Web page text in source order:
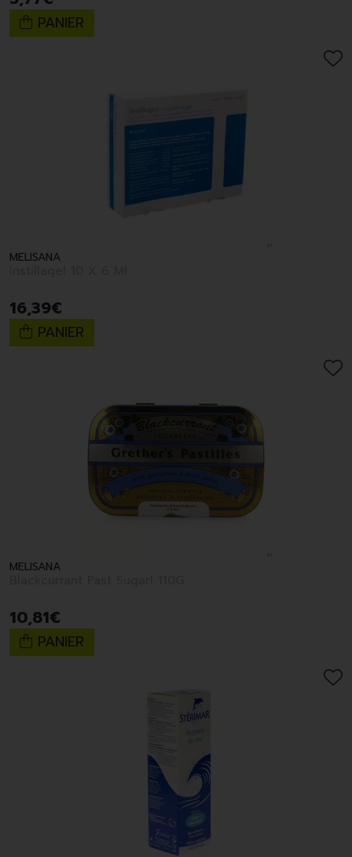
PANIER
MELISANA
16,39€
PANIER
MELISANA
10,81€
PANIER